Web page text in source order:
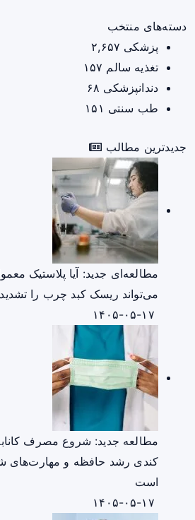
دسته‌های منتخب
پزشکی ۲,۶۵۷
تغذیه سالم ۱۵۷
دندانپزشکی ۶۸
طب سنتی ۱۵۱
جدیدترین مطالب
مطالعه‌ای جدید: آیا پلاستیک
می‌تواند ریسک کبد چرب را
مطالعه جدید: شروع مصرف
کندی رشد حافظه و مهارت‌های
است